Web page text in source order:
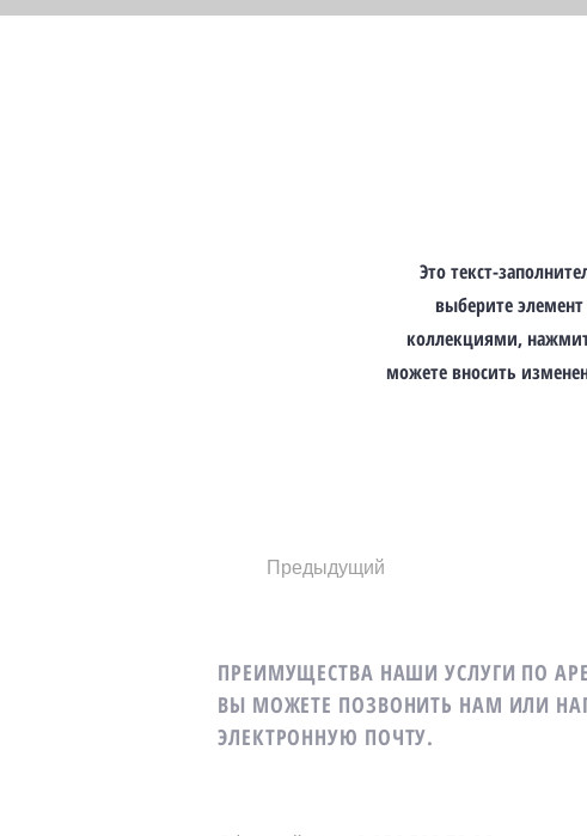
Это текст-
выберите
коллекциями,
можете вносить
Предыдущий
ПРЕИМУЩЕСТВА НАШИ УСЛУГИ ПО
ВЫ МОЖЕТЕ ПОЗВОНИТЬ НАМ ИЛИ
ЭЛЕКТРОННУЮ ПОЧТУ.